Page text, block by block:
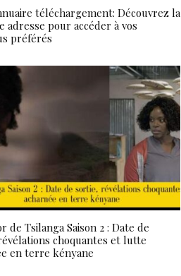
téléchargement: Découvrez la
adresse pour accéder à vos
préférés
de Tsilanga Saison 2 : Date de
choquantes et lutte
en terre kényane